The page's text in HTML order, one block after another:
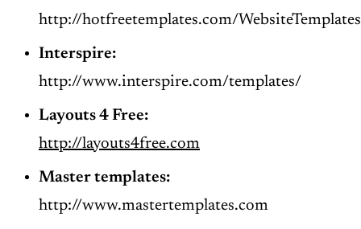
http://hotfreetemplates.com/
Interspire:
http://www.interspire.com/templates/
Layouts 4 Free:
http://layouts4free.com
Master templates:
http://www.mastertemplates.com